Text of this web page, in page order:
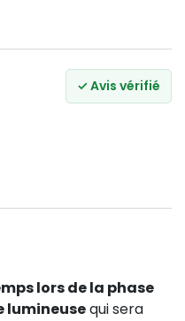
✓ Avis vérifié
lors de la phase
lumineusequi sera